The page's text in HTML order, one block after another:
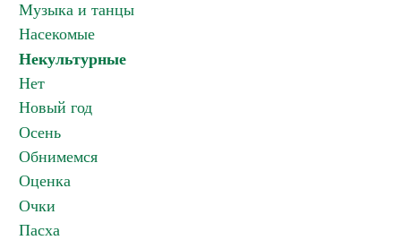
Музыка и танцы
Насекомые
Некультурные
Нет
Новый год
Осень
Обнимемся
Оценка
Очки
Пасха